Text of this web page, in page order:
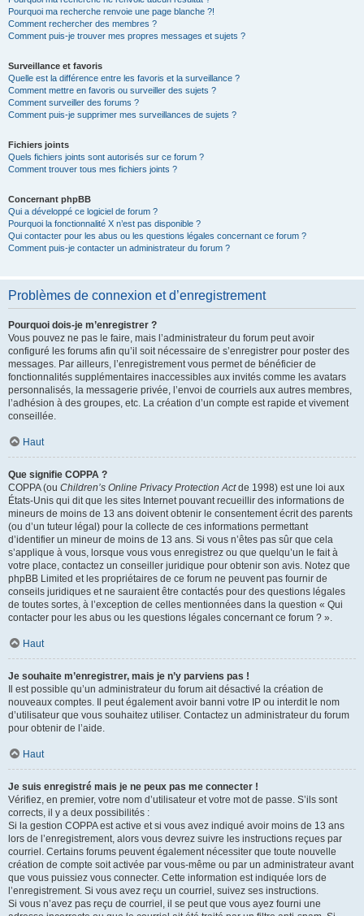
Pourquoi ma recherche renvoie une page blanche ?!
Comment rechercher des membres ?
Comment puis-je trouver mes propres messages et sujets ?
Surveillance et favoris
Quelle est la différence entre les favoris et la surveillance ?
Comment mettre en favoris ou surveiller des sujets ?
Comment surveiller des forums ?
Comment puis-je supprimer mes surveillances de sujets ?
Fichiers joints
Quels fichiers joints sont autorisés sur ce forum ?
Comment trouver tous mes fichiers joints ?
Concernant phpBB
Qui a développé ce logiciel de forum ?
Pourquoi la fonctionnalité X n’est pas disponible ?
Qui contacter pour les abus ou les questions légales concernant ce forum ?
Comment puis-je contacter un administrateur du forum ?
Problèmes de connexion et d’enregistrement
Pourquoi dois-je m’enregistrer ?
Vous pouvez ne pas le faire, mais l’administrateur du forum peut avoir
configuré les forums afin qu’il soit nécessaire de s’enregistrer pour poster des
messages. Par ailleurs, l’enregistrement vous permet de bénéficier de
fonctionnalités supplémentaires inaccessibles aux invités comme les avatars
personnalisés, la messagerie privée, l’envoi de courriels aux autres membres,
l’adhésion à des groupes, etc. La création d’un compte est rapide et vivement
conseillée.
Haut
Que signifie COPPA ?
COPPA (ou Children’s Online Privacy Protection Actde 1998) est une loi aux
États-Unis qui dit que les sites Internet pouvant recueillir des informations de
mineurs de moins de 13 ans doivent obtenir le consentement écrit des parents
(ou d’un tuteur légal) pour la collecte de ces informations permettant
d’identifier un mineur de moins de 13 ans. Si vous n’êtes pas sûr que cela
s’applique à vous, lorsque vous vous enregistrez ou que quelqu’un le fait à
votre place, contactez un conseiller juridique pour obtenir son avis. Notez que
phpBB Limited et les propriétaires de ce forum ne peuvent pas fournir de
conseils juridiques et ne sauraient être contactés pour des questions légales
de toutes sortes, à l’exception de celles mentionnées dans la question « Qui
contacter pour les abus ou les questions légales concernant ce forum ? ».
Haut
Je souhaite m’enregistrer, mais je n’y parviens pas !
Il est possible qu’un administrateur du forum ait désactivé la création de
nouveaux comptes. Il peut également avoir banni votre IP ou interdit le nom
d’utilisateur que vous souhaitez utiliser. Contactez un administrateur du forum
pour obtenir de l’aide.
Haut
Je suis enregistré mais je ne peux pas me connecter !
Vérifiez, en premier, votre nom d’utilisateur et votre mot de passe. S’ils sont
corrects, il y a deux possibilités :
Si la gestion COPPA est active et si vous avez indiqué avoir moins de 13 ans
lors de l’enregistrement, alors vous devrez suivre les instructions reçues par
courriel. Certains forums peuvent également nécessiter que toute nouvelle
création de compte soit activée par vous-même ou par un administrateur avant
que vous puissiez vous connecter. Cette information est indiquée lors de
l’enregistrement. Si vous avez reçu un courriel, suivez ses instructions.
Si vous n’avez pas reçu de courriel, il se peut que vous ayez fourni une